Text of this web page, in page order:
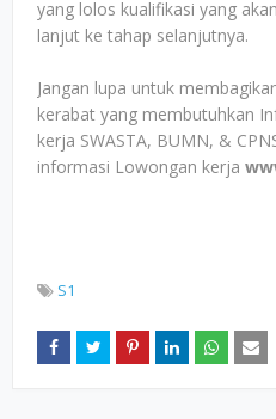
yang lolos kualifikasi yang
lanjut ke tahap selanjutnya.
Jangan lupa untuk
kerabat yang membutuhkan
kerja SWASTA, BUMN, &
informasi Lowongan kerja
S1